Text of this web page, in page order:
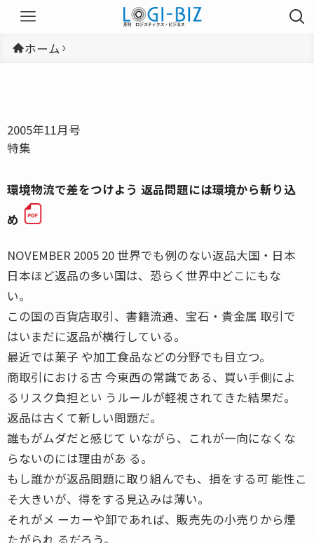
ホーム
2005年11月号
特集
環境物流で差をつけよう 返品問題には環境から斬り込
め
NOVEMBER 2005 20 世界でも例のない返品大国・日本
日本ほど返品の多い国は、恐らく世界中どこにもな
い。
この国の百貨店取引、書籍流通、宝石・貴金属 取引で
はいまだに返品が横行している。
最近では菓子 や加工食品などの分野でも目立つ。
商取引における古 今東西の常識である、買い手側によ
るリスク負担とい うルールが軽視されてきた結果だ。
返品は古くて新しい問題だ。
誰もがムダだと感じて いながら、これが一向になくな
らないのには理由があ る。
もし誰かが返品問題に取り組んでも、損をする可 能性こ
そ大きいが、得をする見込みは薄い。
それがメ ーカーや卸であれば、販売先の小売りから煙
たがられ るだろう。